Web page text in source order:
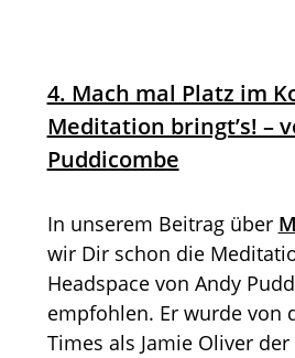
4. Mach mal Platz im
Meditation bringt’s! –
Puddicombe
In unserem Beitrag über
wir Dir schon die
Headspace von Andy
empfohlen. Er wurde von
Times als Jamie Oliver